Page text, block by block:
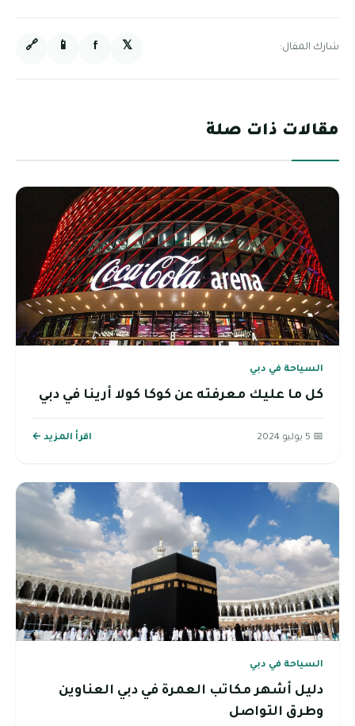
شارك المقال: 𝕏
f
📱
🔗
مقالات ذات صلة
السياحة في دبي
كل ما عليك معرفته عن كوكا كولا أرينا في دبي
📅 5 يوليو 2024 اقرأ المزيد ←
السياحة في دبي
دليل أشهر مكاتب العمرة في دبي العناوين
وطرق التواصل